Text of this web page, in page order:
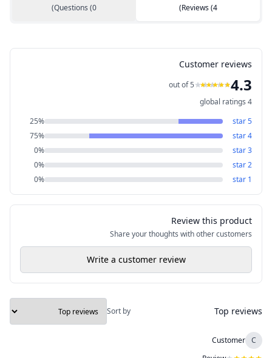
Reviews(4
)
Questions (0
)
Customer reviews
4.3
out of 5
4
global ratings
5
star
25%
4
star
75%
3
star
0%
2
star
0%
1
star
0%
Review this product
Share your thoughts with other customers
Write a customer review
Top reviews
Sort by
C
Customer